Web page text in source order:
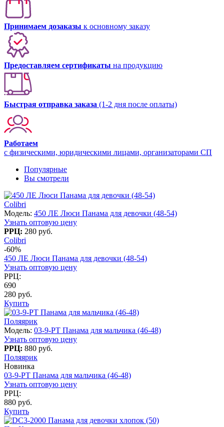
Принимаем дозаказы к основному заказу
Предоставляем сертификаты на продукцию
Быстрая отправка заказа (1-2 дня после оплаты)
Работаем
с физическими, юридическими лицами, организаторами СП
Популярные
Вы смотрели
Colibri
Модель: 450 ЛЕ Люси Панама для девочки (48-54)
Узнать оптовую цену
РРЦ: 280 руб.
Colibri
-60%
450 ЛЕ Люси Панама для девочки (48-54)
Узнать оптовую цену
РРЦ:
690
280 руб.
Купить
Поляярик
Модель: 03-9-PT Панама для мальчика (46-48)
Узнать оптовую цену
РРЦ: 880 руб.
Поляярик
Новинка
03-9-PT Панама для мальчика (46-48)
Узнать оптовую цену
РРЦ:
880 руб.
Купить